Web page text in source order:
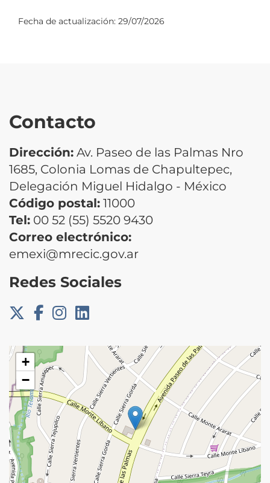
Fecha de actualización: 29/07/2026
Contacto
Dirección: Av. Paseo de las Palmas Nro
1685, Colonia Lomas de Chapultepec,
Delegación Miguel Hidalgo - México
Código postal: 11000
Tel: 00 52 (55) 5520 9430
Correo electrónico:
emexi@mrecic.gov.ar
Redes Sociales
+
−